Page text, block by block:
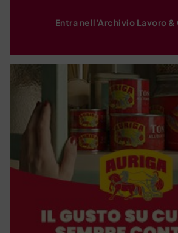
Entra nell'Archivio Lavoro &